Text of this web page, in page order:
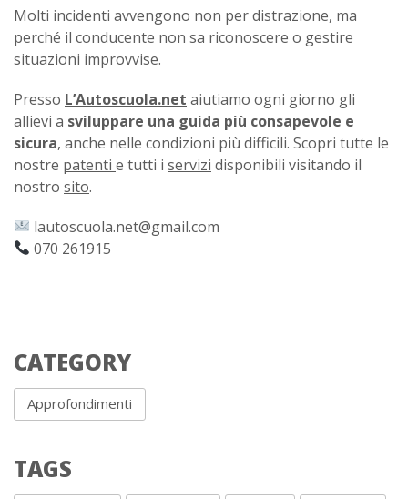
Molti incidenti avvengono non per distrazione, ma
perché il conducente non sa riconoscere o gestire
situazioni improvvise.
Presso L’Autoscuola.net aiutiamo ogni giorno gli
allievi a sviluppare una guida più consapevole e
sicura, anche nelle condizioni più difficili. Scopri tutte le
nostre patenti e tutti i servizi disponibili visitando il
nostro sito.
lautoscuola.net@gmail.com
070 261915
CATEGORY
Approfondimenti
TAGS